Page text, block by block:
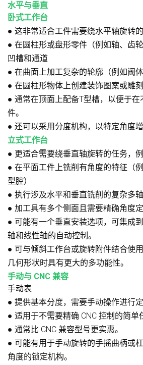
水平与垂直
卧式工作台
● 这非常适合工件需要绕水平轴旋转的
● 在圆柱形或盘形零件（例如轴、齿
凹槽和通道
● 在曲面上加工复杂的轮廓（例如阀体
● 在圆柱形物体上创建装饰图案或雕刻
● 通常在顶面上配备T型槽，以便于
件。
● 还可以采用分度机构，以特定角度
立式工作台
● 更适合需要绕垂直轴旋转的任务，例
● 在平面工件上铣削有角度的特征（
型腔）
● 执行涉及水平和垂直铣削的复杂多
● 加工具有多个侧面且需要精确角度
● 可能有一个垂直安装选项，可集成到
轴和线性轴的自动控制。
● 可与倾斜工作台或旋转附件结合使
几何形状时具有更大的多功能性。
手动与 CNC 兼容
手动表
● 提供基本分度，需要手动操作进行定
● 适用于不需要精确 CNC 控制的简单
● 通常比 CNC 兼容型号更实惠。
● 可能有用于手动旋转的手摇曲柄或
角度的锁定机构。